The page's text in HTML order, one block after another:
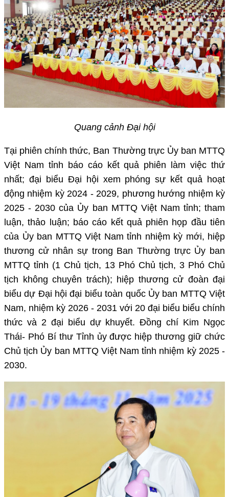
Quang cảnh Đại hội
Tại phiên chính thức, Ban Thường trực Ủy ban MTTQ
Việt Nam tỉnh báo cáo kết quả phiên làm việc thứ
nhất; đại biểu Đại hội xem phóng sự kết quả hoạt
động nhiệm kỳ 2024 - 2029, phương hướng nhiệm kỳ
2025 - 2030 của Ủy ban MTTQ Việt Nam tỉnh; tham
luận, thảo luận; báo cáo kết quả phiên họp đầu tiên
của Ủy ban MTTQ Việt Nam tỉnh nhiệm kỳ mới, hiệp
thương cử nhân sự trong Ban Thường trực Ủy ban
MTTQ tỉnh (1 Chủ tịch, 13 Phó Chủ tịch, 3 Phó Chủ
tịch không chuyên trách); hiệp thương cử đoàn đại
biểu dự Đại hội đại biểu toàn quốc Ủy ban MTTQ Việt
Nam, nhiệm kỳ 2026 - 2031 với 20 đại biểu biểu chính
thức và 2 đại biểu dự khuyết. Đồng chí Kim Ngọc
Thái- Phó Bí thư Tỉnh ủy được hiệp thương giữ chức
Chủ tịch Ủy ban MTTQ Việt Nam tỉnh nhiệm kỳ 2025 -
2030.